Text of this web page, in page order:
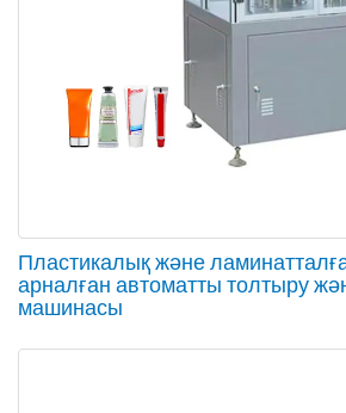
Пластикалық және
арналған автоматты толтыру
машинасы